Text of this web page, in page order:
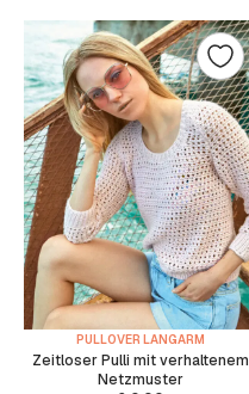
PULLOVER LANGARM
Zeitloser Pulli mit verhaltenem
Netzmuster